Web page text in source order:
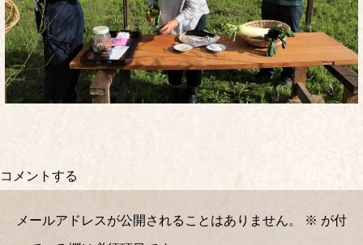
コメントする
メールアドレスが公開されることはありません。 ※ が付